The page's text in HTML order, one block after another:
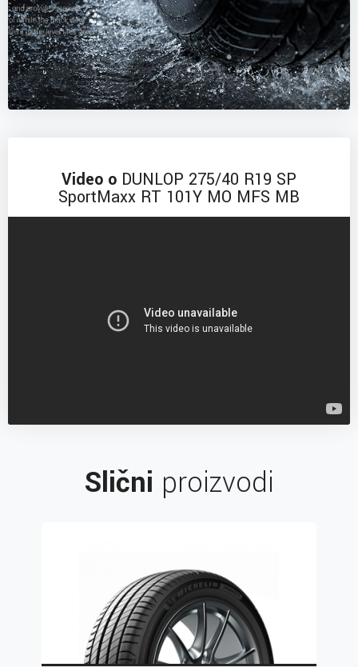
Video o DUNLOP 275/40 R19 SP
SportMaxx RT 101Y MO MFS MB
Slični proizvodi